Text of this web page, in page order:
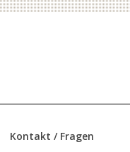
Kontakt / Fragen